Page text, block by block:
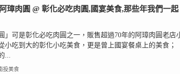
璋肉圓 @ 彰化必吃肉圓,國宴美食,那些年我們一起
」可是彰化必吃肉圓之一，販售超過70年的阿璋肉圓老店
小吃到大的彰化小吃美食，更是曾上國宴餐桌上的美食；
...
投美食